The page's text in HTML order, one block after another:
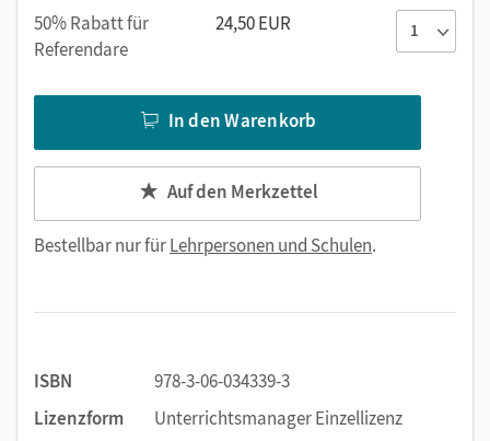
50% Rabatt für
Referendare
24,50 EUR
In den Warenkorb
Auf den Merkzettel
Bestellbar nur fürLehrpersonen und Schulen.
ISBN
978-3-06-034339-3
Lizenzform
Unterrichtsmanager Einzellizenz